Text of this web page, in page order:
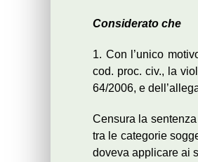
Considerato che
1. Con l’unico
cod. proc. civ., la
64/2006, e
Censura la
tra le categorie
doveva applicare ai